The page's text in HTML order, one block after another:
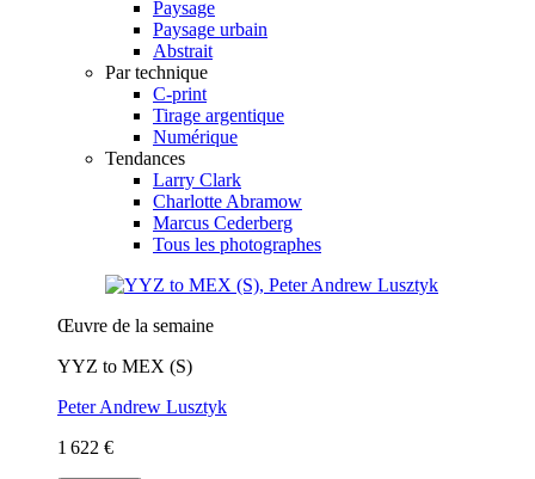
Paysage
Paysage urbain
Abstrait
Par technique
C-print
Tirage argentique
Numérique
Tendances
Larry Clark
Charlotte Abramow
Marcus Cederberg
Tous les photographes
Œuvre de la semaine
YYZ to MEX (S)
Peter Andrew Lusztyk
1 622 €